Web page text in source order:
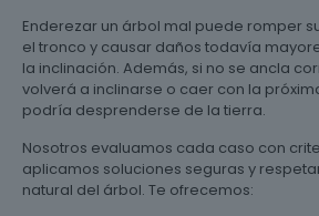
Enderezar un árbol mal puede romper
el tronco y causar daños todavía
la inclinación. Además, si no se ancla
volverá a inclinarse o caer con la
podría desprenderse de la tierra.
Nosotros evaluamos cada caso con
aplicamos soluciones seguras y
natural del árbol. Te ofrecemos: